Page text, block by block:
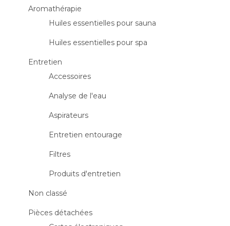
Aromathérapie
Huiles essentielles pour sauna
Huiles essentielles pour spa
Entretien
Accessoires
Analyse de l'eau
Aspirateurs
Entretien entourage
Filtres
Produits d'entretien
Non classé
Pièces détachées